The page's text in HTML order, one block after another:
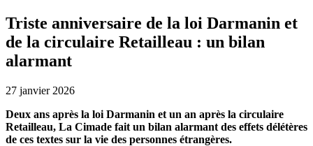
Triste anniversaire de la loi Darmanin et
de la circulaire Retailleau : un bilan
alarmant
27 janvier 2026
Deux ans après la loi Darmanin et un an après la circulaire
Retailleau, La Cimade fait un bilan alarmant des effets délétères
de ces textes sur la vie des personnes étrangères.